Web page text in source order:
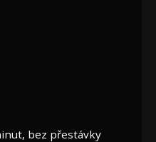
bez přestávky